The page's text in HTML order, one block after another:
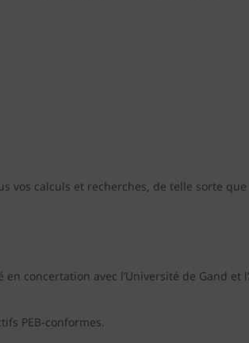
calculs et recherches, de telle sorte
concertation avec l’Université de Gand et
PEB-conformes.